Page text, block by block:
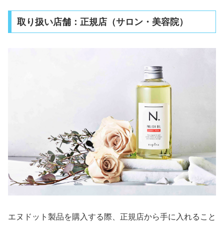
取り扱い店舗：正規店（サロン・美容院）
エヌドット製品を購入する際、正規店から手に入れること